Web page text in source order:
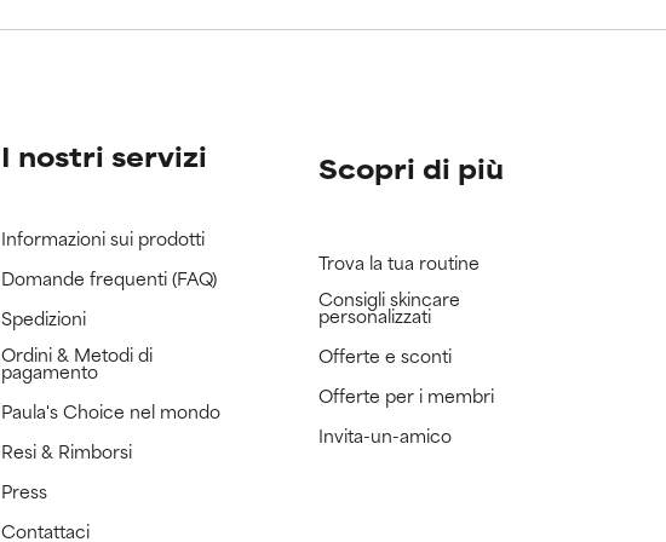
I nostri servizi
Informazioni sui prodotti
Domande frequenti (FAQ)
Spedizioni
Ordini & Metodi di
pagamento
Paula's Choice nel mondo
Resi & Rimborsi
Press
Contattaci
Scopri di più
Trova la tua routine
Consigli skincare
personalizzati
Offerte e sconti
Offerte per i membri
Invita-un-amico